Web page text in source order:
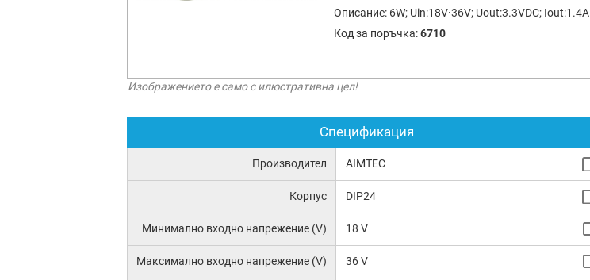
Описание: 6W; Uin:18V·36V; Uout:3.3VDC; Iout:1.4A
Код за поръчка:6710
Изображението е само с илюстративна цел!
Спецификация
Производител AIMTEC
Корпус DIP24
Минимално входно напрежение (V) 18 V
Максимално входно напрежение (V) 36 V